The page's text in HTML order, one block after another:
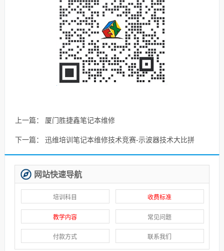
上一篇： 厦门胜捷鑫笔记本维修
下一篇： 迅维培训笔记本维修技术竞赛-示波器技术大比拼
网站快速导航
培训科目 收费标准
教学内容 常见问题
付款方式 联系我们